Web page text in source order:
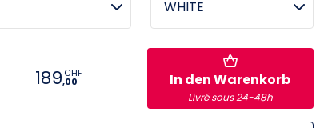
Stromer Concept Store
189,00
CHF In den Warenkorb
Livré sous 24-48h